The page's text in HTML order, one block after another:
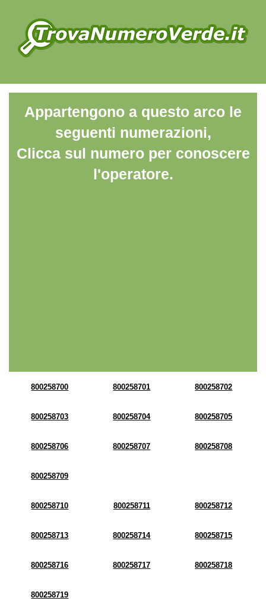
Appartengono a questo arco le
seguenti numerazioni,
Clicca sul numero per conoscere
l'operatore.
800258700 800258701 800258702
800258703 800258704 800258705
800258706 800258707 800258708
800258709
800258710 800258711 800258712
800258713 800258714 800258715
800258716 800258717 800258718
800258719